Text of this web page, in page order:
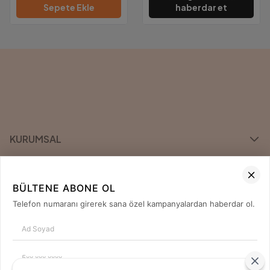
Sepete Ekle
haberdar et
KURUMSAL
ÖNE ÇIKAN MARKALAR
0850 420 04 80
BÜLTENE ABONE OL
Telefon numaranı girerek sana özel kampanyalardan haberdar ol.